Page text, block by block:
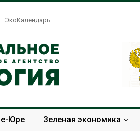
ЭкоКалендарь
Юре Зеленая экономика